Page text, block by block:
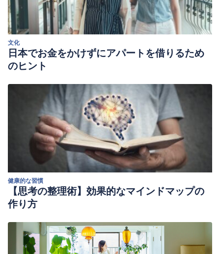
文化
日本でお金をかけずにアパートを借りるため
のヒント
健康的な習慣
【思考の整理術】効果的なマインドマップの
作り方